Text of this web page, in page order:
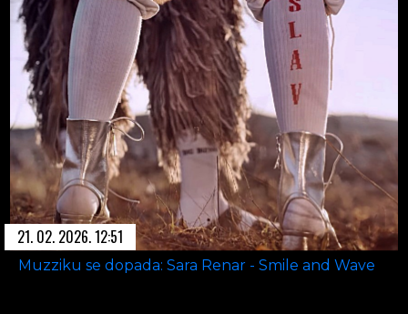
21. 02. 2026. 12:51
Muzziku se dopada: Sara Renar - Smile and Wave